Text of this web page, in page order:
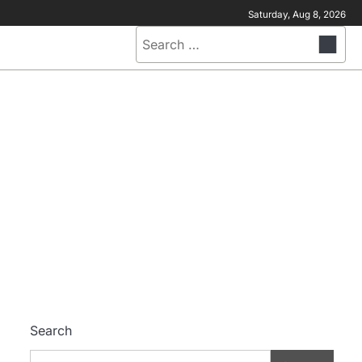
Saturday, Aug 8, 2026
Search
for:
Search